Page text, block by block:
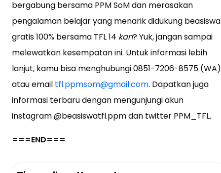
bergabung bersama PPM SoM dan merasakan
pengalaman belajar yang menarik didukung beasiswa
gratis 100% bersama TFL 14 kan? Yuk, jangan sampai
melewatkan kesempatan ini. Untuk informasi lebih
lanjut, kamu bisa menghubungi 0851-7206-8575 (WA)
atau email tfl.ppmsom@gmail.com. Dapatkan juga
informasi terbaru dengan mengunjungi akun
instagram @beasiswatfl.ppm dan twitter PPM_TFL.
===END===